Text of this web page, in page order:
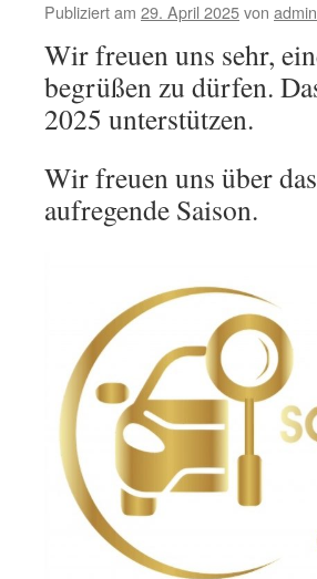
Publiziert am 29. April 2025von admin
Wir freuen uns sehr,
begrüßen zu dürfen.
2025 unterstützen.
Wir freuen uns über
aufregende Saison.